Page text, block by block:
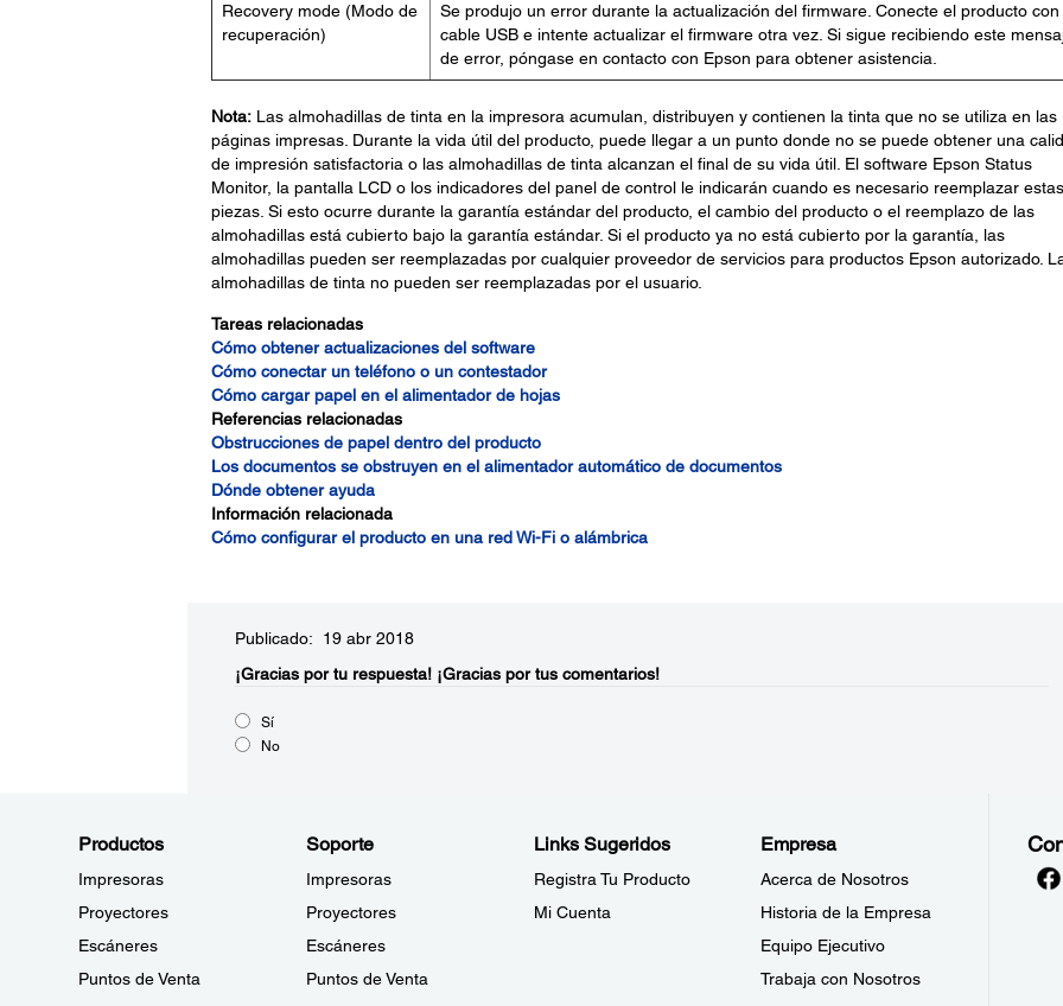
Recovery mode (Modo de
recuperación)
Se produjo un error durante la actualización del firmware. Conecte el producto con
cable USB e intente actualizar el firmware otra vez. Si sigue recibiendo este
de error, póngase en contacto con Epson para obtener asistencia.
Nota:Las almohadillas de tinta en la impresora acumulan, distribuyen y contienen la tinta que no se utiliza en las
páginas impresas. Durante la vida útil del producto, puede llegar a un punto donde no se puede obtener una
de impresión satisfactoria o las almohadillas de tinta alcanzan el final de su vida útil. El software Epson Status
Monitor, la pantalla LCD o los indicadores del panel de control le indicarán cuando es necesario reemplazar estas
piezas. Si esto ocurre durante la garantía estándar del producto, el cambio del producto o el reemplazo de las
almohadillas está cubierto bajo la garantía estándar. Si el producto ya no está cubierto por la garantía, las
almohadillas pueden ser reemplazadas por cualquier proveedor de servicios para productos Epson autorizado.
almohadillas de tinta no pueden ser reemplazadas por el usuario.
Tareas relacionadas
Cómo obtener actualizaciones del software
Cómo conectar un teléfono o un contestador
Cómo cargar papel en el alimentador de hojas
Referencias relacionadas
Obstrucciones de papel dentro del producto
Los documentos se obstruyen en el alimentador automático de documentos
Dónde obtener ayuda
Información relacionada
Cómo configurar el producto en una red Wi-Fi o alámbrica
Publicado: 19 abr 2018
¡Gracias por tu respuesta! ¡Gracias por tus comentarios!
Sí
No
Productos
Impresoras
Proyectores
Escáneres
Puntos de Venta
Soporte
Impresoras
Proyectores
Escáneres
Puntos de Venta
Links Sugeridos
Registra Tu Producto
Mi Cuenta
Empresa
Acerca de Nosotros
Historia de la Empresa
Equipo Ejecutivo
Trabaja con Nosotros